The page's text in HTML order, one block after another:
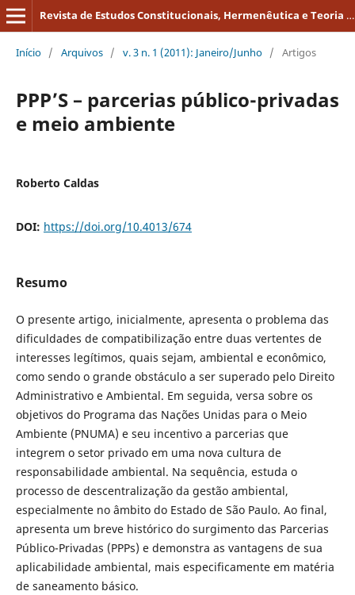
Revista de Estudos Constitucionais, Hermenêutica e Teoria do Direito
Início / Arquivos / v. 3 n. 1 (2011): Janeiro/Junho / Artigos
PPP’S – parcerias público-privadas
e meio ambiente
Roberto Caldas
DOI: https://doi.org/10.4013/674
Resumo
O presente artigo, inicialmente, apresenta o problema das
dificuldades de compatibilização entre duas vertentes de
interesses legítimos, quais sejam, ambiental e econômico,
como sendo o grande obstáculo a ser superado pelo Direito
Administrativo e Ambiental. Em seguida, versa sobre os
objetivos do Programa das Nações Unidas para o Meio
Ambiente (PNUMA) e seu incentivo a parcerias que
integrem o setor privado em uma nova cultura de
responsabilidade ambiental. Na sequência, estuda o
processo de descentralização da gestão ambiental,
especialmente no âmbito do Estado de São Paulo. Ao final,
apresenta um breve histórico do surgimento das Parcerias
Público-Privadas (PPPs) e demonstra as vantagens de sua
aplicabilidade ambiental, mais especificamente em matéria
de saneamento básico.